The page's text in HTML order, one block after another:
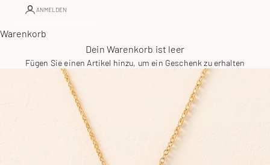
ANMELDEN
Warenkorb
Dein Warenkorb ist leer
Fügen Sie einen Artikel hinzu, um ein Geschenk zu erhalten